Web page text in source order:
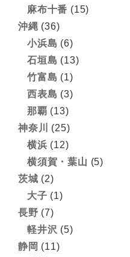
麻布十番 (15)
沖縄 (36)
小浜島 (6)
石垣島 (13)
竹富島 (1)
西表島 (3)
那覇 (13)
神奈川
(25)
横浜 (12)
横須賀・葉山 (5)
茨城 (2)
大子 (1)
長野 (7)
軽井沢 (5)
静岡 (11)